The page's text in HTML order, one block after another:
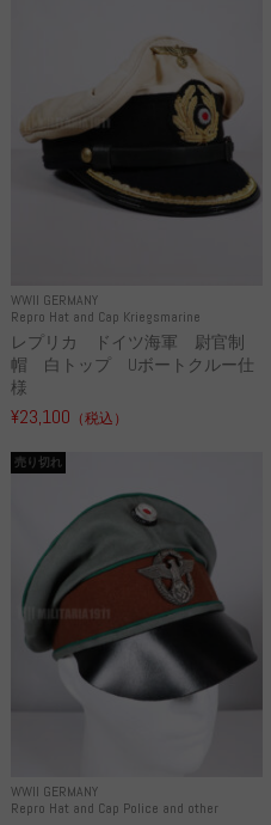
WWII GERMANY
Repro Hat and Cap Kriegsmarine
レプリカ ドイツ海軍 尉官制
帽 白トップ Uボートクルー仕
様
¥23,100 （税込）
WWII GERMANY
Repro Hat and Cap Police and other
売り切れ